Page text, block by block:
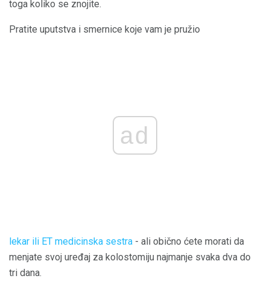
toga koliko se znojite.
Pratite uputstva i smernice koje vam je pružio
ad
lekar ili ET medicinska sestra - ali obično ćete morati da
menjate svoj uređaj za kolostomiju najmanje svaka dva do
tri dana.